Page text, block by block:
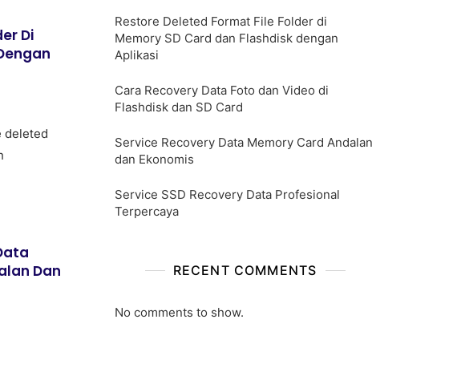
Di
deleted
Dan
Restore Deleted Format File Folder di
Memory SD Card dan Flashdisk dengan
Aplikasi
Cara Recovery Data Foto dan Video di
Flashdisk dan SD Card
Service Recovery Data Memory Card Andalan
dan Ekonomis
Service SSD Recovery Data Profesional
Terpercaya
RECENT COMMENTS
No comments to show.